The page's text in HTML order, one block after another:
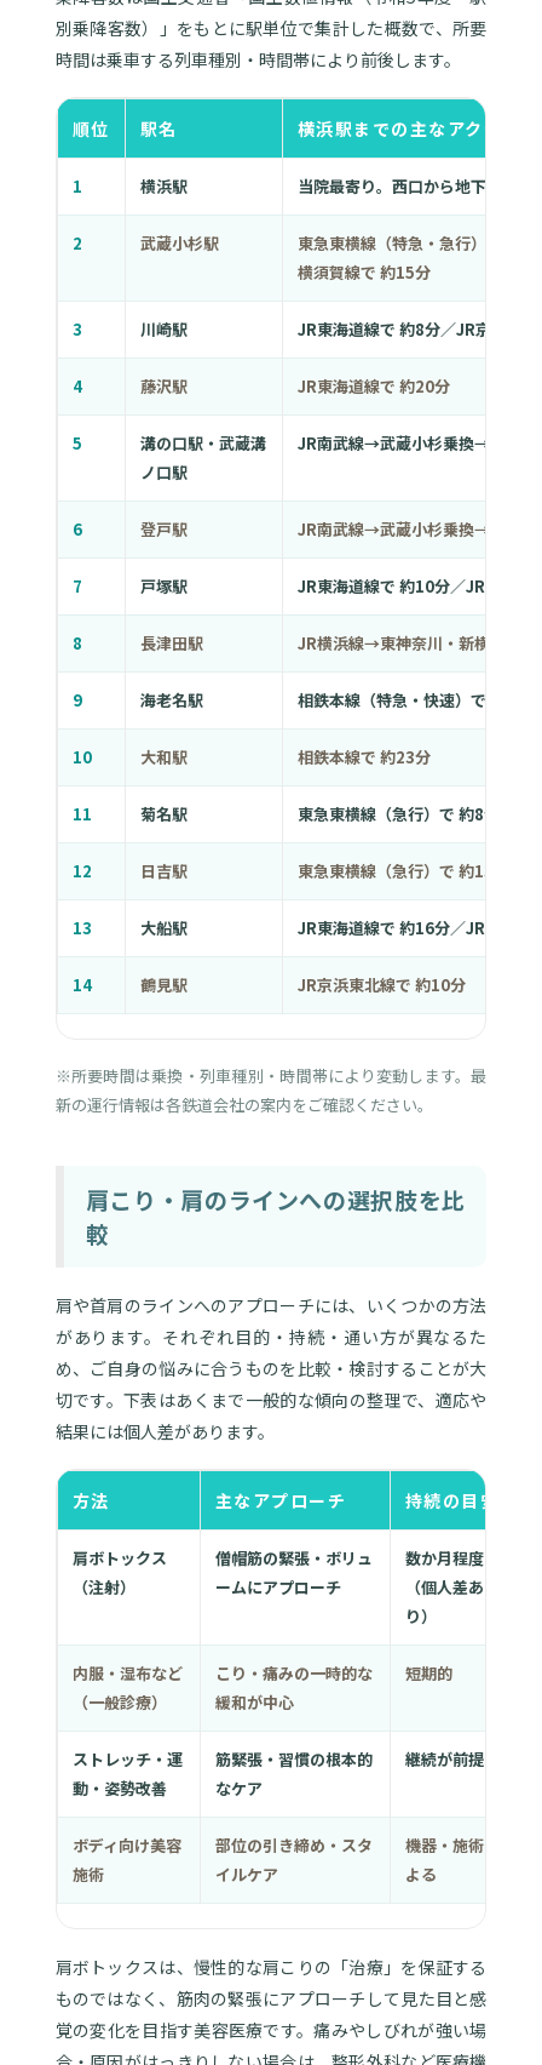
別乗降客数）」をもとに駅単位で集計した概数で、所要
時間は乗車する列車種別・時間帯により前後します。
順位 駅名 横浜駅までの主なアクセス
1 横浜駅 当院最寄り。西口から地下街直結
2 武蔵小杉駅
東急東横線（特急・急行）で 約
横須賀線で 約15分
3 川崎駅 JR東海道線で 約8分／JR京浜東
4 藤沢駅 JR東海道線で 約20分
5
溝の口駅・武蔵溝
ノ口駅
JR南武線→武蔵小杉乗換→東急東
6 登戸駅 JR南武線→武蔵小杉乗換→東急東
7 戸塚駅 JR東海道線で 約10分／JR横須賀
8 長津田駅 JR横浜線→東神奈川・新横浜方面
9 海老名駅 相鉄本線（特急・快速）で 約25分
10 大和駅 相鉄本線で 約23分
11 菊名駅 東急東横線（急行）で 約8分
12 日吉駅 東急東横線（急行）で 約13分
13 大船駅 JR東海道線で 約16分／JR横須賀
14 鶴見駅 JR京浜東北線で 約10分
※所要時間は乗換・列車種別・時間帯により変動します。最
新の運行情報は各鉄道会社の案内をご確認ください。
肩こり・肩のラインへの選択肢を比
較
肩や首肩のラインへのアプローチには、いくつかの方法
があります。それぞれ目的・持続・通い方が異なるた
め、ご自身の悩みに合うものを比較・検討することが大
切です。下表はあくまで一般的な傾向の整理で、適応や
結果には個人差があります。
方法 主なアプローチ 持続の目安
肩ボトックス
（注射）
僧帽筋の緊張・ボリュ
ームにアプローチ
数か月程度
（個人差あ
り）
内服・湿布など
（一般診療）
こり・痛みの一時的な
緩和が中心
短期的
ストレッチ・運
動・姿勢改善
筋緊張・習慣の根本的
なケア
継続が前提
ボディ向け美容
施術
部位の引き締め・スタ
イルケア
機器・施術に
よる
肩ボトックスは、慢性的な肩こりの「治療」を保証する
ものではなく、筋肉の緊張にアプローチして見た目と感
覚の変化を目指す美容医療です。痛みやしびれが強い場